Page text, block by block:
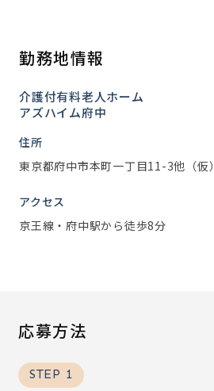
勤務地情報
介護付有料老人ホーム
アズハイム府中
住所
東京都府中市本町一丁目11-3他（仮）
アクセス
京王線・府中駅から徒歩8分
応募方法
STEP 1